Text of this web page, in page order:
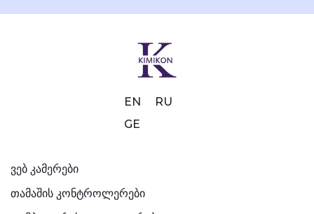
ვებ კამერები
თამაშის კონტროლერები
EN
RU
GE